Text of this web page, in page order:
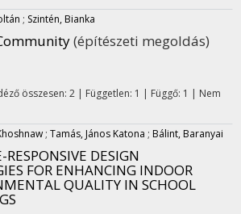
; Szintén, Bianka
(építészeti megoldás)
összesen: 2| Független: 1 | Függő: 1 | Nem
; Tamás, János Katona ; Bálint, Baranyai
DESIGN
FOR ENHANCING INDOOR
QUALITY IN SCHOOL